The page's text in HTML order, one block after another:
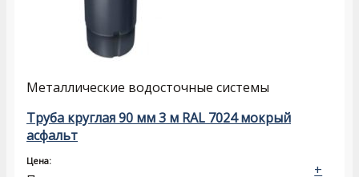
Металлические водосточные системы
Труба круглая 90 мм 3 м RAL 7024 мокрый
асфальт
Цена: +